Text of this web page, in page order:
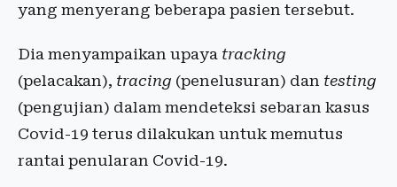
yang menyerang beberapa pasien tersebut.
Dia menyampaikan upaya tracking
(pelacakan), tracing (penelusuran) dan testing
(pengujian) dalam mendeteksi sebaran kasus
Covid-19 terus dilakukan untuk memutus
rantai penularan Covid-19.